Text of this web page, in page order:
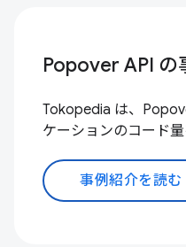
Popover API の
Tokopedia は、
ケーションのコード量
事例紹介を読む